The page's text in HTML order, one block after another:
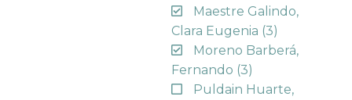
Maestre Galindo,
Clara Eugenia (3)
Moreno Barberá,
Fernando (3)
Puldain Huarte,